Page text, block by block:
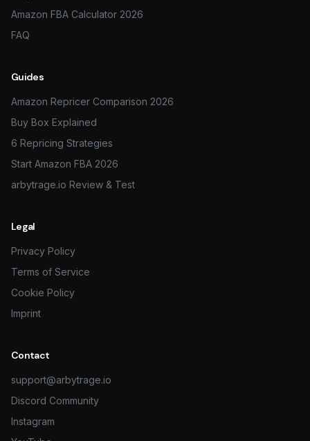
Amazon FBA Calculator 2026
FAQ
Guides
Amazon Repricer Comparison 2026
Buy Box Explained
6 Repricing Strategies
Start Amazon FBA 2026
arbytrage.io Review & Test
Legal
Privacy Policy
Terms of Service
Cookie Policy
Imprint
Contact
support@arbytrage.io
Discord Community
Instagram